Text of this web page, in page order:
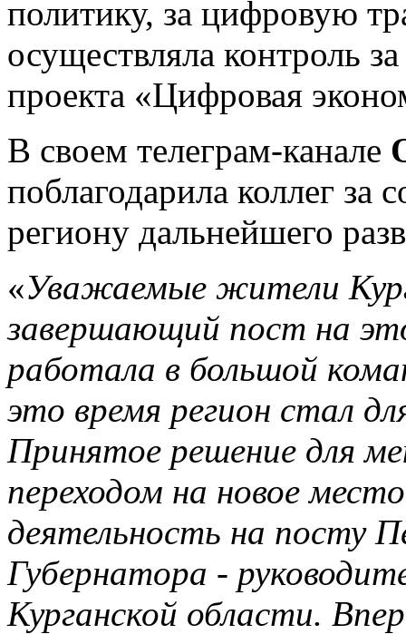
политику, за цифровую
осуществляла контроль
проекта «Цифровая
В своем телеграм-канале
поблагодарила коллег за
региону дальнейшего
«Уважаемые жители
завершающий пост на
работала в большой
это время регион стал
Принятое решение для
переходом на новое
деятельность на посту
Губернатора -
Курганской области.